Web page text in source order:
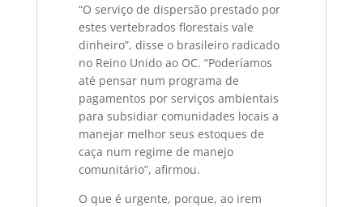
“O serviço de dispersão prestado por
estes vertebrados florestais vale
dinheiro”, disse o brasileiro radicado
no Reino Unido ao OC. “Poderíamos
até pensar num programa de
pagamentos por serviços ambientais
para subsidiar comunidades locais a
manejar melhor seus estoques de
caça num regime de manejo
comunitário”, afirmou.
O que é urgente, porque, ao irem